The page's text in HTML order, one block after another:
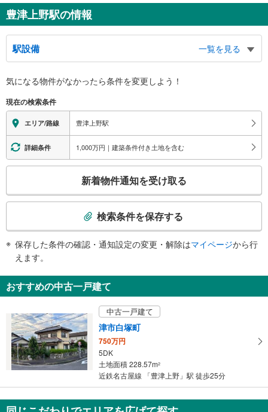
豊津上野駅の情報
駅設備
一覧を見る
※段差なしでの移動経路
地上⇔改札⇔ホーム：○
スロープ
・各ホーム⇔改札
気になる物件がなかったら条件を変更しよう！
現在の検索条件
エリア/路線 豊津上野駅
詳細条件 1,000万円｜建築条件付き土地を含む
検
知
を
け
取
る
・
条
マ
新着物件通知を受け取る
検索条件を保存する
保存した条件の確認・通知設定の変更・解除はマイページから行
えます。
おすすめの中古一戸建て
中古一戸建て
津市白塚町
750万円
5DK
土地面積 228.57m2
近鉄名古屋線 「豊津上野」駅 徒歩25分